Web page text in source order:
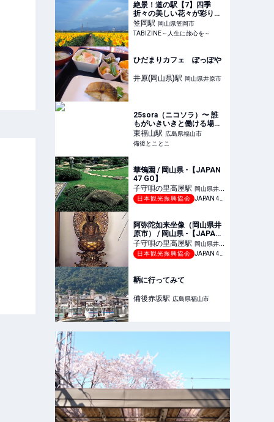
絶景！道の駅【7】四季
折々の美しい花々が彩り癒
やす！岡山県「道の駅 笠岡
ベイファーム」 | TABIZINE
～人生に旅心を～
笠岡駅 岡山県笠岡市
TABIZINE～人生に旅心を～
ひだまりカフェ ぽっぽや
井原(岡山県)駅 岡山県井原市
25sora（ニコソラ）〜 誰
もがいきいきと働ける場所
を目指すソフトクリーム屋
- 備後とことこ
東福山駅 広島県福山市
備後とことこ
華鴒園 / 岡山県 -【JAPAN
47 GO】
子守唄の里高屋駅 岡山県井原
市日本観光振興協会 JAPAN 47 GO
阿弥陀如来坐像（岡山県井
原市） / 岡山県 -【JAPAN
47 GO】
子守唄の里高屋駅 岡山県井原
市日本観光振興協会 JAPAN 47 GO
鞆に行ってみて
備後赤坂駅 広島県福山市